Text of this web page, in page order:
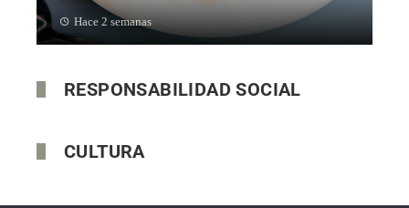
Hace 2 semanas
RESPONSABILIDAD SOCIAL
CULTURA